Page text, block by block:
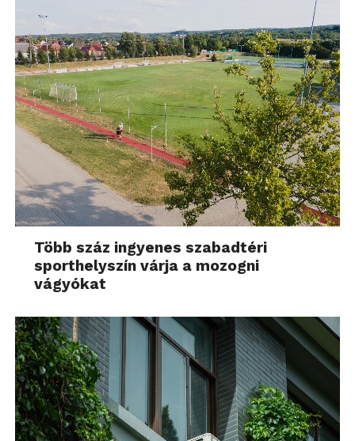
Több száz ingyenes szabadtéri
sporthelyszín várja a mozogni
vágyókat